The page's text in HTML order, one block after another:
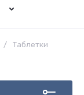
/ Таблетки